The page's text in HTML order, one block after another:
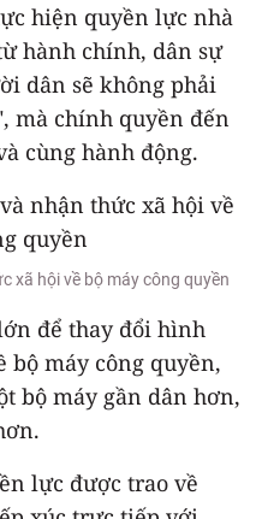
hiện quyền lực nhà
hành chính, dân sự
dân sẽ không phải
mà chính quyền đến
cùng hành động.
xã hội về bộ máy công quyền
để thay đổi hình
bộ máy công quyền,
bộ máy gần dân hơn,
lực được trao về